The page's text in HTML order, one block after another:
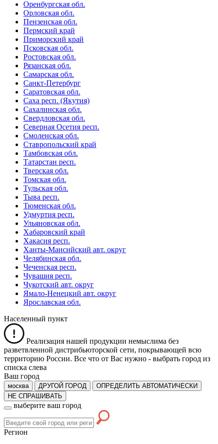
Оренбургская обл.
Орловская обл.
Пензенская обл.
Пермский край
Приморский край
Псковская обл.
Ростовская обл.
Рязанская обл.
Самарская обл.
Санкт-Петербург
Саратовская обл.
Саха респ. (Якутия)
Сахалинская обл.
Свердловская обл.
Северная Осетия респ.
Смоленская обл.
Ставропольский край
Тамбовская обл.
Татарстан респ.
Тверская обл.
Томская обл.
Тульская обл.
Тыва респ.
Тюменская обл.
Удмуртия респ.
Ульяновская обл.
Хабаровский край
Хакасия респ.
Ханты-Мансийский авт. округ
Челябинская обл.
Чеченская респ.
Чувашия респ.
Чукотский авт. округ
Ямало-Ненецкий авт. округ
Ярославская обл.
Населенный пункт
Реализация нашей продукции немыслима без
разветвленной дистрибьюторской сети, покрывающей всю
территорию России. Все что от Вас нужно - выбрать город из
списка слева
Ваш город
москва ДРУГОЙ ГОРОД
ОПРЕДЕЛИТЬ АВТОМАТИЧЕСКИ
НЕ СПРАШИВАТЬ
выберите ваш город
Регион